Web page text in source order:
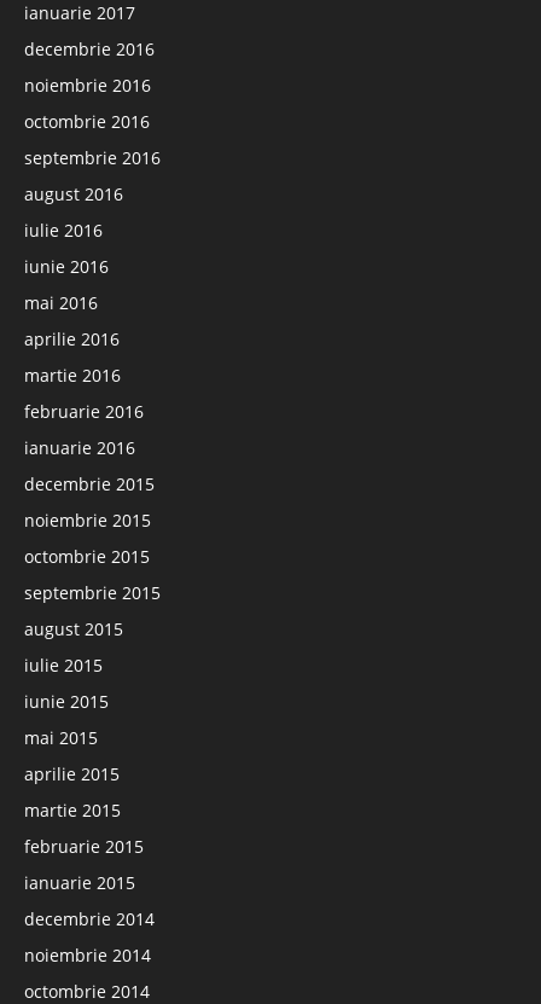
ianuarie 2017
decembrie 2016
noiembrie 2016
octombrie 2016
septembrie 2016
august 2016
iulie 2016
iunie 2016
mai 2016
aprilie 2016
martie 2016
februarie 2016
ianuarie 2016
decembrie 2015
noiembrie 2015
octombrie 2015
septembrie 2015
august 2015
iulie 2015
iunie 2015
mai 2015
aprilie 2015
martie 2015
februarie 2015
ianuarie 2015
decembrie 2014
noiembrie 2014
octombrie 2014